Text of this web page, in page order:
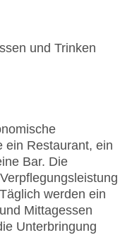
Gebühr
4
Diners Club,
ein Restaurant, ein
Bar. Die
werden ein
Mittagessen
Unterbringung